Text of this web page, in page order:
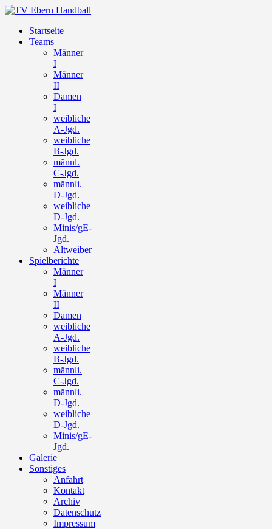
Startseite
Teams
Männer
I
Männer
II
Damen
I
weibliche
A-Jgd.
weibliche
B-Jgd.
männl.
C-Jgd.
männli.
D-Jgd.
weibliche
D-Jgd.
Minis/gE-
Jgd.
Altweiber
Spielberichte
Männer
I
Männer
II
Damen
weibliche
A-Jgd.
weibliche
B-Jgd.
männli.
C-Jgd.
männli.
D-Jgd.
weibliche
D-Jgd.
Minis/gE-
Jgd.
Galerie
Sonstiges
Anfahrt
Kontakt
Archiv
Datenschutz
Impressum